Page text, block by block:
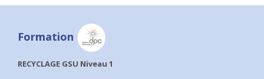
Formation
RECYCLAGE GSU Niveau 1